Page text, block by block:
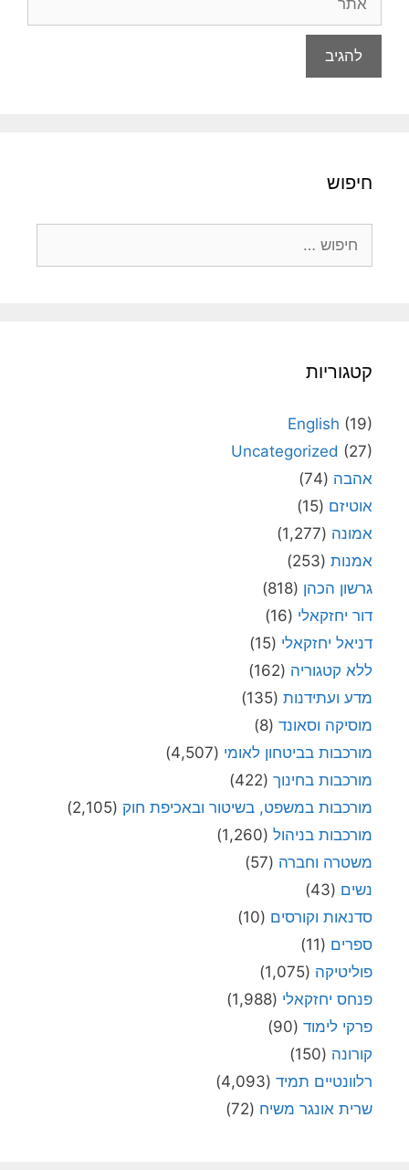
חיפוש
קטגוריות
English (19)
Uncategorized (27)
אהבה (74)
אוטיזם (15)
אמונה (1,277)
אמנות (253)
גרשון הכהן (818)
דור יחזקאלי (16)
דניאל יחזקאלי (15)
ללא קטגוריה (162)
מדע ועתידנות (135)
מוסיקה וסאונד (8)
מורכבות בביטחון לאומי (4,507)
מורכבות בחינוך (422)
מורכבות במשפט, בשיטור ובאכיפת חוק (2,105)
מורכבות בניהול (1,260)
משטרה וחברה (57)
נשים (43)
סדנאות וקורסים (10)
ספרים (11)
פוליטיקה (1,075)
פנחס יחזקאלי (1,988)
פרקי לימוד (90)
קורונה (150)
רלוונטיים תמיד (4,093)
שרית אונגר משיח (72)